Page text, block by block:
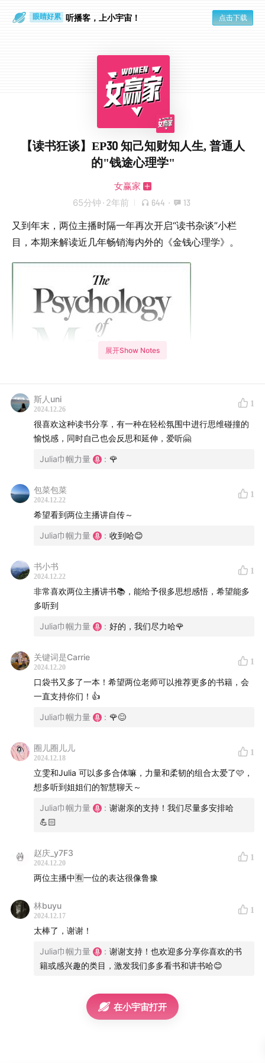
眼睛好累 听播客，上小宇宙！ 点击下载
【读书狂谈】EP30 知己知财知人生, 普通人
的"钱途心理学"
女赢家
65分钟 · 2年前 644 · 13
又到年末，两位主播时隔一年再次开启“读书杂谈”小栏
目，本期来解读近几年畅销海内外的《金钱心理学》。
你将听到：
适合普通人的18堂生动凝练的理财思维课，帮你更好的
面对金钱时，人性有哪些弱点，需要我们了解和克服？
幸福人生的公式是什么？
......
用终生的理财认知课。如果你是投资老手，本书也会帮你
查缺补漏，返璞归真，守护好来之不易的财富。
【本期主播】：
MBA；爱读书的环球旅行者（小红书：Julia巾帼力量）
工全奖硕士；跨界畅销书作家（微博 /小红书：立雯)
群”，大家一起探讨个人成长的话题，活出自己定义的美丽
人生！
展开Show Notes
斯人uni
2024.12.26
1
很喜欢这种读书分享，有一种在轻松氛围中进行思维碰撞的
愉悦感，同时自己也会反思和延伸，爱听🤗
Julia巾帼力量 : 🌹
包菜包菜
2024.12.22
1
希望看到两位主播讲自传～
Julia巾帼力量 : 收到哈😊
书小书
2024.12.22
1
非常喜欢两位主播讲书📚，能给予很多思想感悟，希望能多
多听到
Julia巾帼力量 : 好的，我们尽力哈🌹
关键词是Carrie
2024.12.20
1
口袋书又多了一本！希望两位老师可以推荐更多的书籍，会
一直支持你们！👍
Julia巾帼力量 : 🌹😊
圈儿圈儿儿
2024.12.18
1
立雯和Julia 可以多多合体嘛，力量和柔韧的组合太爱了🩷，
想多听到姐姐们的智慧聊天～
Julia巾帼力量 : 谢谢亲的支持！我们尽量多安排哈
💪🏻
赵庆_y7F3
2024.12.20
1
两位主播中🈶️一位的表达很像鲁豫
林buyu
2024.12.17
1
太棒了，谢谢！
Julia巾帼力量 : 谢谢支持！也欢迎多分享你喜欢的书
籍或感兴趣的类目，激发我们多多看书和讲书哈😊
在小宇宙打开